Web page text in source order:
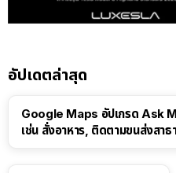
อัปเดตล่าสุด
Google Maps อัปเกรด Ask
เช่น สั่งอาหาร, ติดตามขนส่งสาธ